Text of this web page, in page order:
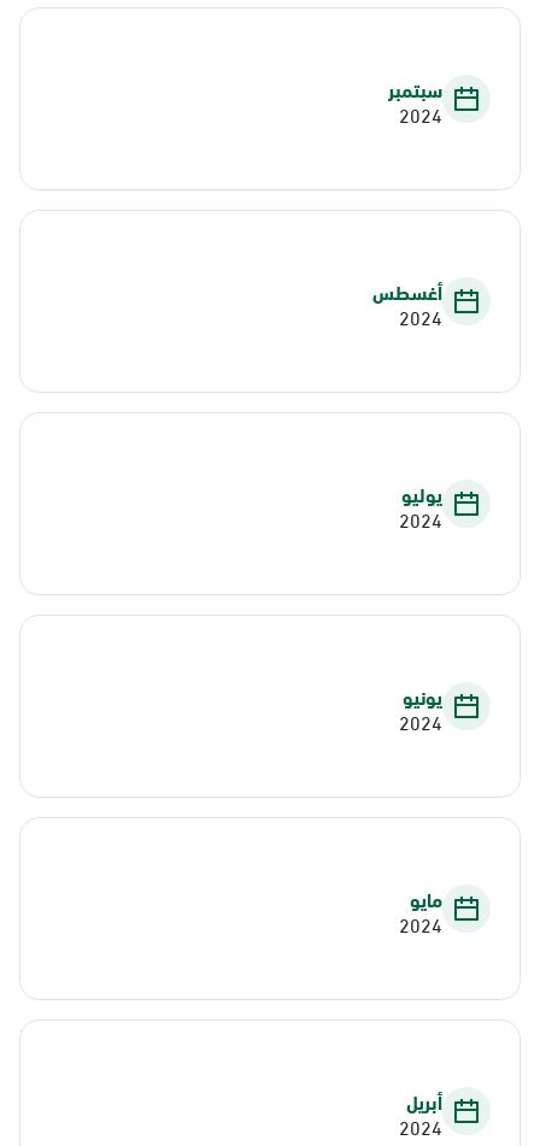
سبتمبر
2024
أغسطس
2024
يوليو
2024
يونيو
2024
مايو
2024
أبريل
2024